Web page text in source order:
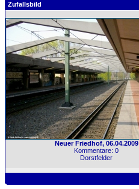
Zufallsbild
Neuer Friedhof, 06.04.2009
Kommentare: 0
Dorstfelder